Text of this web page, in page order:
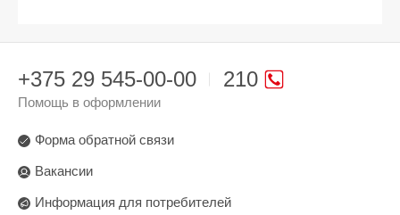
210
+375 29 545-00-00
Помощь в оформлении
Форма обратной связи
Вакансии
Информация для потребителей